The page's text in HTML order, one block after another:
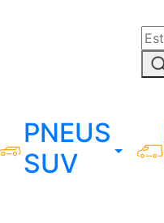
PNEUS
SUV